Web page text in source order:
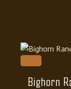
Bighorn